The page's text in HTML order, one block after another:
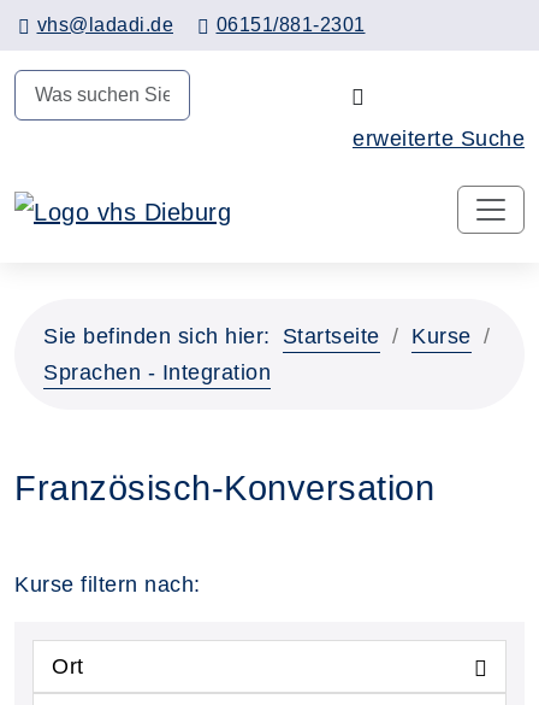
vhs@ladadi.de 06151/881-2301
erweiterte Suche
Hauptinhalt anspringen
Sie befinden sich hier: Startseite
Kurse
Sprachen - Integration
Französisch-Konversation
Kurse filtern nach:
Ort